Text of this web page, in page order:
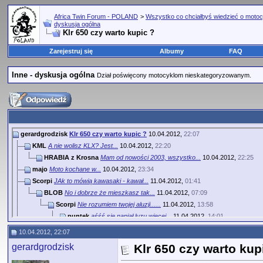
Africa Twin Forum - POLAND > Wszystko co chciałbyś wiedzieć o
dyskusja ogólna
Klr 650 czy warto kupic ?
Zarejestruj się Albumy FAQ
Inne - dyskusja ogólna Dział poświęcony motocyklom nieskategoryzowanym.
gerardgrodzisk Klr 650 czy warto kupic ? 10.04.2012, 22:07
KML A nie wolisz KLX? Jest... 10.04.2012, 22:20
HRABIA z Krosna Mam od nowości 2003, wszystko... 10.04.2012, 22:25
majo Moto kochane w... 10.04.2012, 23:34
Scorpi JAk to mówią kawasaki - kawał... 11.04.2012, 01:41
BLOB No i dobrze że mieszkasz tak... 11.04.2012, 07:09
Scorpi Nie rozumiem twojej aluzji...... 11.04.2012, 13:58
puntek aśśś się napiął luzu więcej... 11.04.2012, 14:01
Marcin.111 W jaki sposób chcesz używać...11.04.2012,06:40
mikelos Z mojej dwuletniej...11.04.2012,15:40
gerardgrodzisk
decyzja zapadła jade jutro ...12.04.2012,19:22
10.04.2012, 22:07
gerardgrodzisk Klr 650 czy warto